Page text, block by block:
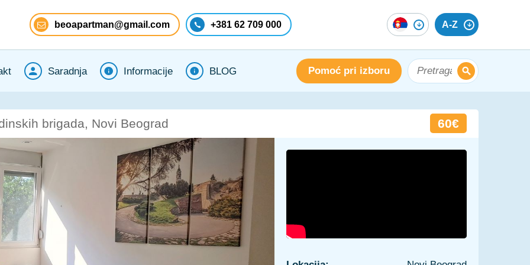
beoapartman@gmail.com +381 62 709 000 A-Z
Saradnja Informacije BLOG Pomoć pri izboru
brigada, Novi Beograd 60€